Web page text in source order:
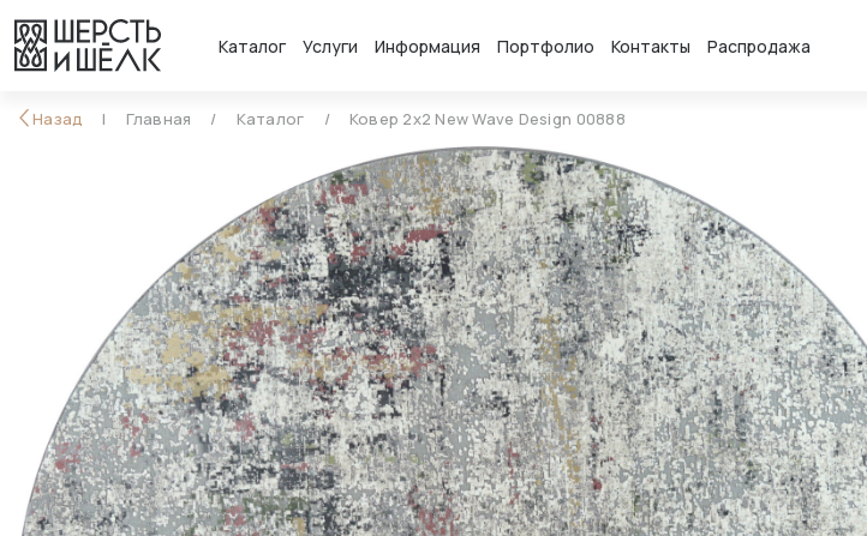
Каталог Услуги Информация Портфолио Контакты Распродажа
Назад Главная Каталог Ковер 2x2 New Wave Design 00888